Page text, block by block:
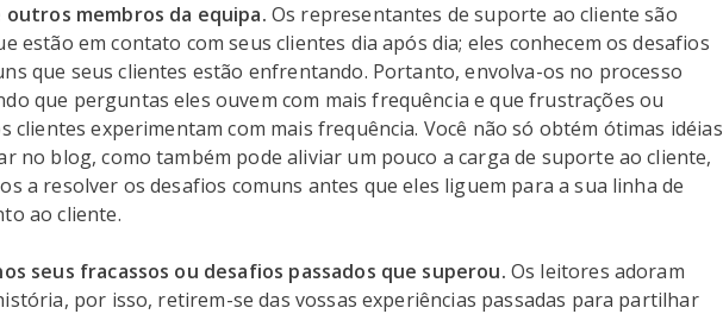
outros membros da equipa. Os representantes de suporte ao cliente são
estão em contato com seus clientes dia após dia; eles conhecem os desafios
que seus clientes estão enfrentando. Portanto, envolva-os no processo
que perguntas eles ouvem com mais frequência e que frustrações ou
clientes experimentam com mais frequência. Você não só obtém ótimas idéias
no blog, como também pode aliviar um pouco a carga de suporte ao cliente,
a resolver os desafios comuns antes que eles liguem para a sua linha de
ao cliente.
seus fracassos ou desafios passados que superou. Os leitores adoram
por isso, retirem-se das vossas experiências passadas para partilhar